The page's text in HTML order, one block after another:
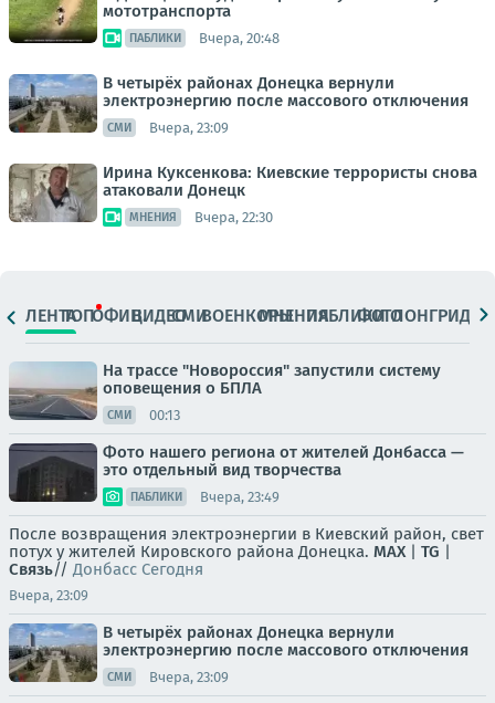
мототранспорта
ПАБЛИКИ Вчера, 20:48
В четырёх районах Донецка вернули
электроэнергию после массового отключения
СМИ Вчера, 23:09
Ирина Куксенкова: Киевские террористы снова
атаковали Донецк
МНЕНИЯ Вчера, 22:30
ЛЕНТАТОПОФИЦ.ВИДЕОСМИВОЕНКОРЫМНЕНИЯПАБЛИКИ
ФОТОЛОНГРИДЫ
На трассе "Новороссия" запустили систему
оповещения о БПЛА
СМИ 00:13
Фото нашего региона от жителей Донбасса —
это отдельный вид творчества
ПАБЛИКИ Вчера, 23:49
После возвращения электроэнергии в Киевский район, свет
потух у жителей Кировского района Донецка. MAX| TG |
Связь// Донбасс Сегодня
Вчера, 23:09
В четырёх районах Донецка вернули
электроэнергию после массового отключения
СМИ Вчера, 23:09